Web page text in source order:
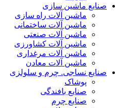
صنایع ماشین سازی
ماشین آلات راه سازی
ماشین آلات ساختمانی
ماشین آلات صنعتی
ماشین آلات کشاورزی
ماشین آلات مرغداری
ماشین آلات معادن
صنایع نساجی. چرم و سلولزی
پوشاک
صنایع بافندگی
صنایع چرم